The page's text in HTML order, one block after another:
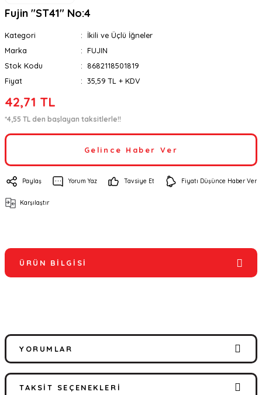
Fujin ''ST41'' No:4
Kategori
İkili ve Üçlü İğneler
Marka
FUJIN
Stok Kodu
8682118501819
Fiyat
35,59 TL + KDV
42,71 TL
*4,55 TL den başlayan taksitlerle!!
Gelince Haber Ver
Paylaş Yorum Yaz Tavsiye Et Fiyatı Düşünce Haber Ver
Karşılaştır
ÜRÜN BILGISI
YORUMLAR
TAKSIT SEÇENEKLERI